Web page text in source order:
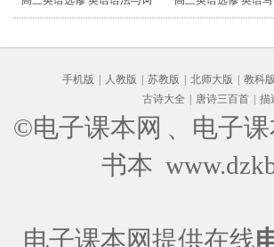
汇
手机版 人教版 苏教版 北师大版 教科版
古诗大全
唐诗三百首 描
©电子课本网 、电子
书本
电子课本网提供在线